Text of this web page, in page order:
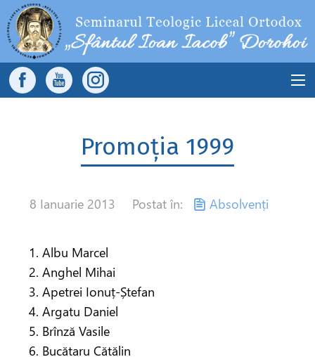
Sari la conținutul principal
Main
Promoția 1999
8 Ianuarie 2013 Postat în: Absolvenți
Albu Marcel
Anghel Mihai
Apetrei Ionuț-Ștefan
Argatu Daniel
Brînză Vasile
Bucătaru Cătălin